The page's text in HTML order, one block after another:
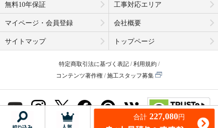
無料10年保証 工事対応エリア
マイページ・会員登録 会社概要
サイトマップ トップページ
特定商取引法に基づく表記
利用規約
コンテンツ著作権
施工スタッフ募集
合計 227,080